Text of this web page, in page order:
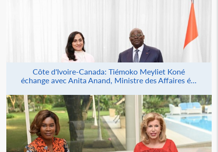
Côte d'Ivoire-Canada: Tiémoko Meyliet Koné
échange avec Anita Anand, Ministre des Affaires é...